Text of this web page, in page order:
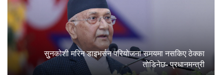
सुुनकोशी मरिन डाइभर्सन परियोजना समयमा नसकिए ठेक्का
तोडिनेछ- प्रधानमन्त्री